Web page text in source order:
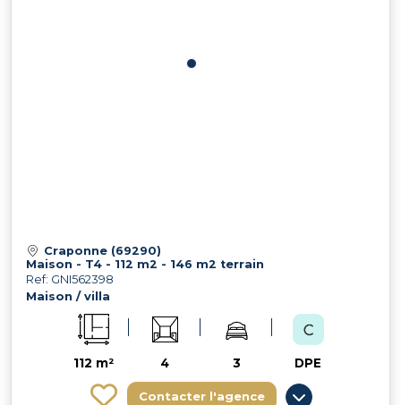
Craponne (69290)
Maison - T4 - 112 m2 - 146 m2 terrain
Ref: GNI562398
Maison / villa
112 m² 4 3 DPE
Contacter l'agence